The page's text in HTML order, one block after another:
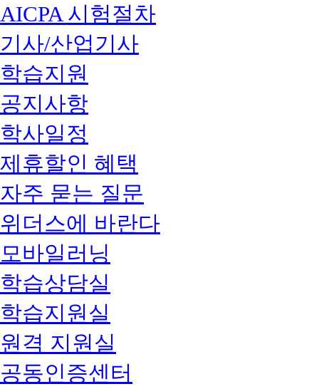
AICPA 시험절차
기사/산업기사
학습지원
공지사항
학사일정
제휴할인 혜택
자주 묻는 질문
위더스에 바란다
모바일러닝
학습상담실
학습지원실
원격 지원실
공동인증센터